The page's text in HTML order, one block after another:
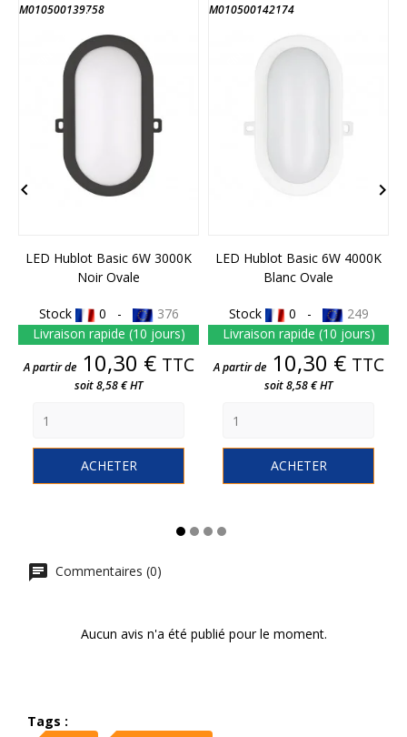
M010500139758
FIN DE STOCK
LED Hublot Basic 6W 3000K
Noir Ovale
Stock 0 -
376
Livraison rapide (10 jours)
Prix
A partir de 10,30 € TTC
soit 8,58 € HT
ACHETER
M010500142174
FIN DE STOCK
LED Hublot Basic 6W 4000K
Blanc Ovale
Stock 0 -
249
Livraison rapide (10 jours)
Prix
A partir de 10,30 € TTC
soit 8,58 € HT
ACHETER
 
Commentaires (0)
Aucun avis n'a été publié pour le moment.
Tags :